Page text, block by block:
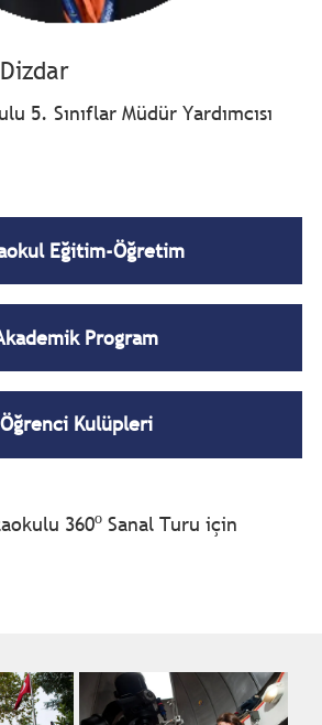
5. Sınıflar Müdür Yardımcısı
Eğitim-Öğretim
Program
Öğrenci Kulüpleri
360oSanal Turu için